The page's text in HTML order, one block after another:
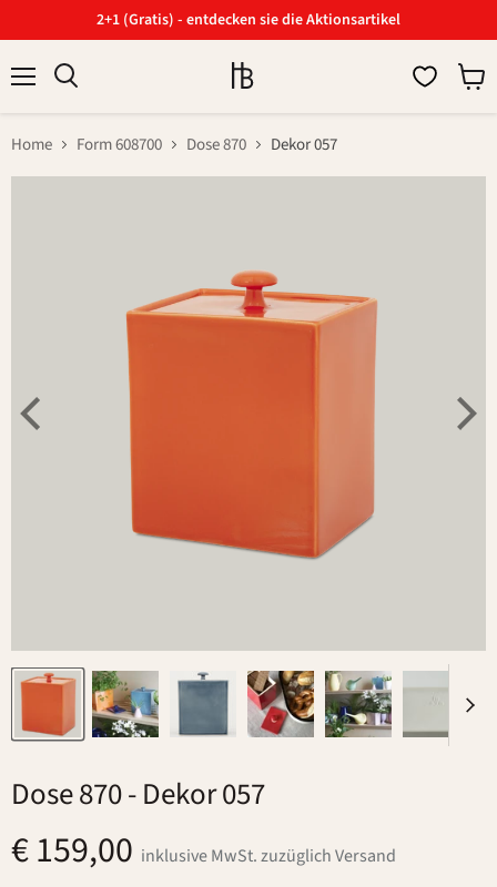
2+1 (Gratis) - entdecken sie die Aktionsartikel
Home Form 608700 Dose 870 Dekor 057
Dose 870- Dekor 057
€ 159,00 inklusive MwSt. zuzüglich Versand